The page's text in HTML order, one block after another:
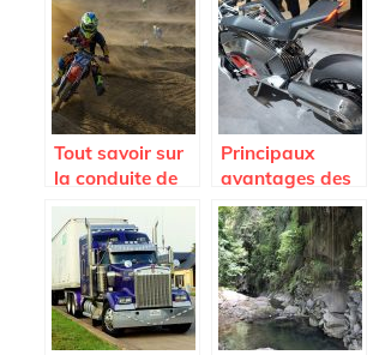
pièces
détachées de
son camion
Iveco ?
Tout savoir sur
la conduite de
Principaux
avantages des
motos
électriques